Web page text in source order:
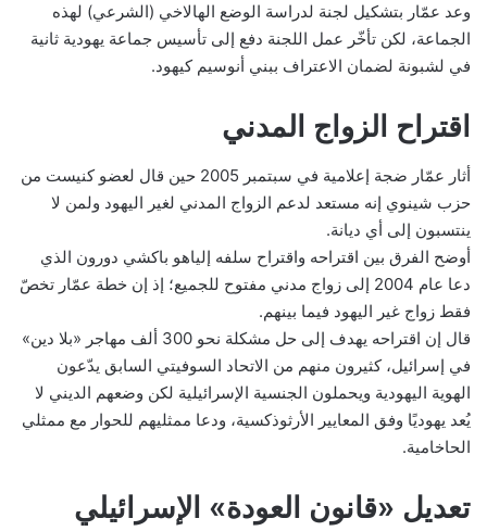
وعد عمّار بتشكيل لجنة لدراسة الوضع الهالاخي (الشرعي) لهذه
الجماعة، لكن تأخّر عمل اللجنة دفع إلى تأسيس جماعة يهودية ثانية
في لشبونة لضمان الاعتراف ببني أنوسيم كيهود.
اقتراح الزواج المدني
أثار عمّار ضجة إعلامية في سبتمبر 2005 حين قال لعضو كنيست من
حزب شينوي إنه مستعد لدعم الزواج المدني لغير اليهود ولمن لا
ينتسبون إلى أي ديانة.
أوضح الفرق بين اقتراحه واقتراح سلفه إلياهو باكشي دورون الذي
دعا عام 2004 إلى زواج مدني مفتوح للجميع؛ إذ إن خطة عمّار تخصّ
فقط زواج غير اليهود فيما بينهم.
قال إن اقتراحه يهدف إلى حل مشكلة نحو 300 ألف مهاجر «بلا دين»
في إسرائيل، كثيرون منهم من الاتحاد السوفيتي السابق يدّعون
الهوية اليهودية ويحملون الجنسية الإسرائيلية لكن وضعهم الديني لا
يُعد يهوديًا وفق المعايير الأرثوذكسية، ودعا ممثليهم للحوار مع ممثلي
الحاخامية.
تعديل «قانون العودة» الإسرائيلي